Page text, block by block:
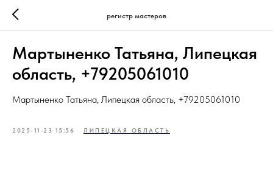
регистр мастеров
Мартыненко Татьяна, Липецкая
область, +79205061010
Мартыненко Татьяна, Липецкая область, +79205061010
2025-11-23 15:56 ЛИПЕЦКАЯ ОБЛАСТЬ